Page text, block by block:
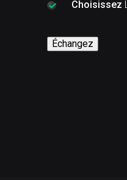
Choisissez
Échangez